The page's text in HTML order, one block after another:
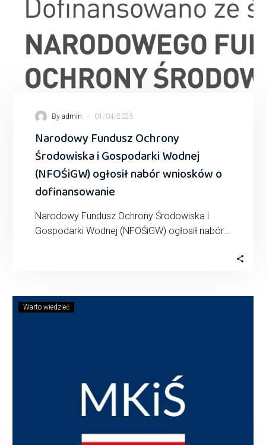
By admin - 01/04/2025
Narodowy Fundusz Ochrony
Środowiska i Gospodarki Wodnej
(NFOŚiGW) ogłosił nabór wniosków o
dofinansowanie
Narodowy Fundusz Ochrony Środowiska i
Gospodarki Wodnej (NFOŚiGW) ogłosił nabór
Warto wiedzieć